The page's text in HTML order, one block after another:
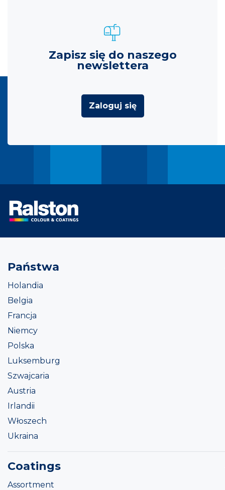
Zapisz się do naszego
newslettera
Zaloguj się
Państwa
Holandia
Belgia
Francja
Niemcy
Polska
Luksemburg
Szwajcaria
Austria
Irlandii
Włoszech
Ukraina
Coatings
Assortment